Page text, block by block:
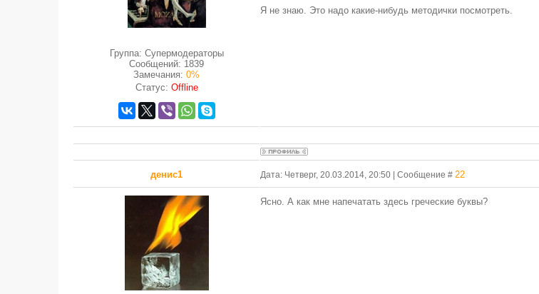
Группа: Супермодераторы
Сообщений: 1839
Замечания: 0%
Статус: Offline
Я не знаю. Это надо какие-нибудь методички посмотреть.
денис1 Дата: Четверг, 20.03.2014, 20:50 | Сообщение # 22
Ясно. А как мне напечатать здесь греческие буквы?